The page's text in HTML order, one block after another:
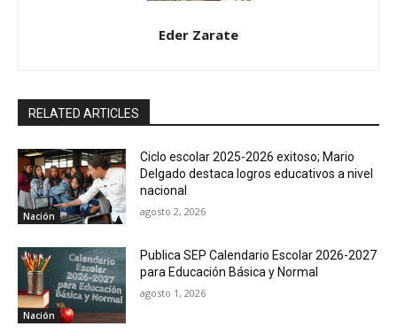
Eder Zarate
RELATED ARTICLES
Nación
Ciclo escolar 2025-2026 exitoso; Mario
Delgado destaca logros educativos a nivel
nacional
agosto 2, 2026
Nación
Publica SEP Calendario Escolar 2026-2027
para Educación Básica y Normal
agosto 1, 2026